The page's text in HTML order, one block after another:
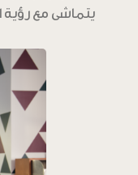
يتماشى مع رؤية